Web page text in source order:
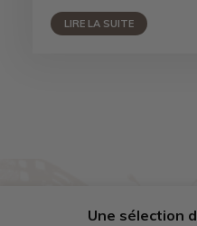
LIRE LA SUITE
Une sélection